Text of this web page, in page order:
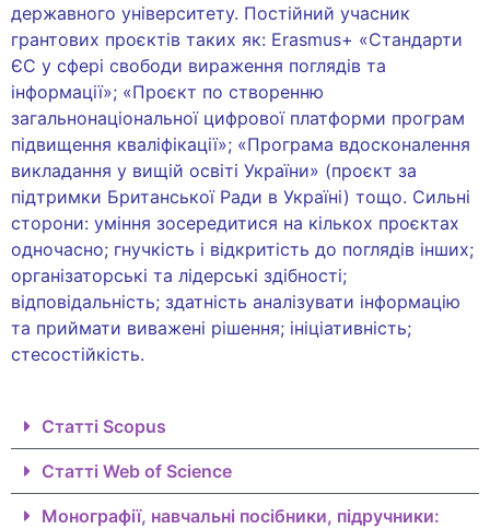
державного університету. Постійний учасник
грантових проєктів таких як: Erasmus+ «Стандарти
ЄС у сфері свободи вираження поглядів та
інформації»; «Проєкт по створенню
загальнонаціональної цифрової платформи програм
підвищення кваліфікації»; «Програма вдосконалення
викладання у вищій освіті України» (проєкт за
підтримки Британської Ради в Україні) тощо. Сильні
сторони: уміння зосередитися на кількох проєктах
одночасно; гнучкість і відкритість до поглядів інших;
організаторські та лідерські здібності;
відповідальність; здатність аналізувати інформацію
та приймати виважені рішення; ініціативність;
стесостійкість.
Статті Scopus
Статті Web of Science
Монографії, навчальні посібники, підручники: